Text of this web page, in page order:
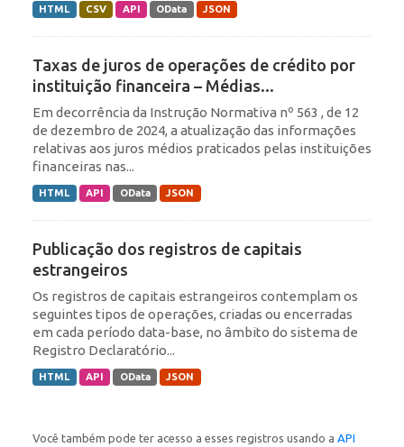
HTML CSV API OData JSON
Taxas de juros de operações de crédito por
instituição financeira – Médias...
Em decorrência da Instrução Normativa nº 563 , de 12
de dezembro de 2024, a atualização das informações
relativas aos juros médios praticados pelas instituições
financeiras nas...
HTML API OData JSON
Publicação dos registros de capitais
estrangeiros
Os registros de capitais estrangeiros contemplam os
seguintes tipos de operações, criadas ou encerradas
em cada período data-base, no âmbito do sistema de
Registro Declaratório...
HTML API OData JSON
Você também pode ter acesso a esses registros usando a API